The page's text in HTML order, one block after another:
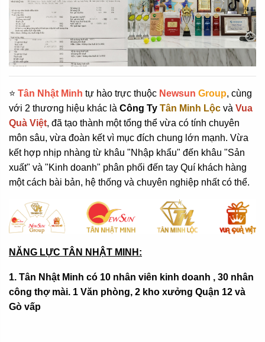
⭐ Tân Nhật Minh tự hào trực thuộc Newsun Group, cùng
với 2 thương hiệu khác là Công Ty Tân Minh Lộc và Vua
Quà Việt, đã tạo thành một tổng thể vừa có tính chuyên
môn sâu, vừa đoàn kết vì mục đích chung lớn mạnh. Vừa
kết hợp nhịp nhàng từ khâu "Nhập khẩu" đến khâu "Sản
xuất" và "Kinh doanh" phân phối đến tay Quí khách hàng
một cách bài bản, hệ thống và chuyên nghiệp nhất có thể.
NĂNG LỰC TÂN NHẬT MINH:
1. Tân Nhật Minh có 10 nhân viên kinh doanh , 30 nhân
công thợ mài. 1 Văn phòng, 2 kho xưởng Quận 12 và
Gò vấp